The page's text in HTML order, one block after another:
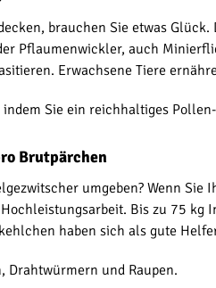
brauchen Sie etwas
Pflaumenwickler, auch
Erwachsene Tiere
Sie ein reichhaltiges
Brutpärchen
umgeben? Wenn
Bis zu 75 kg
haben sich als gute
Drahtwürmern und Raupen.